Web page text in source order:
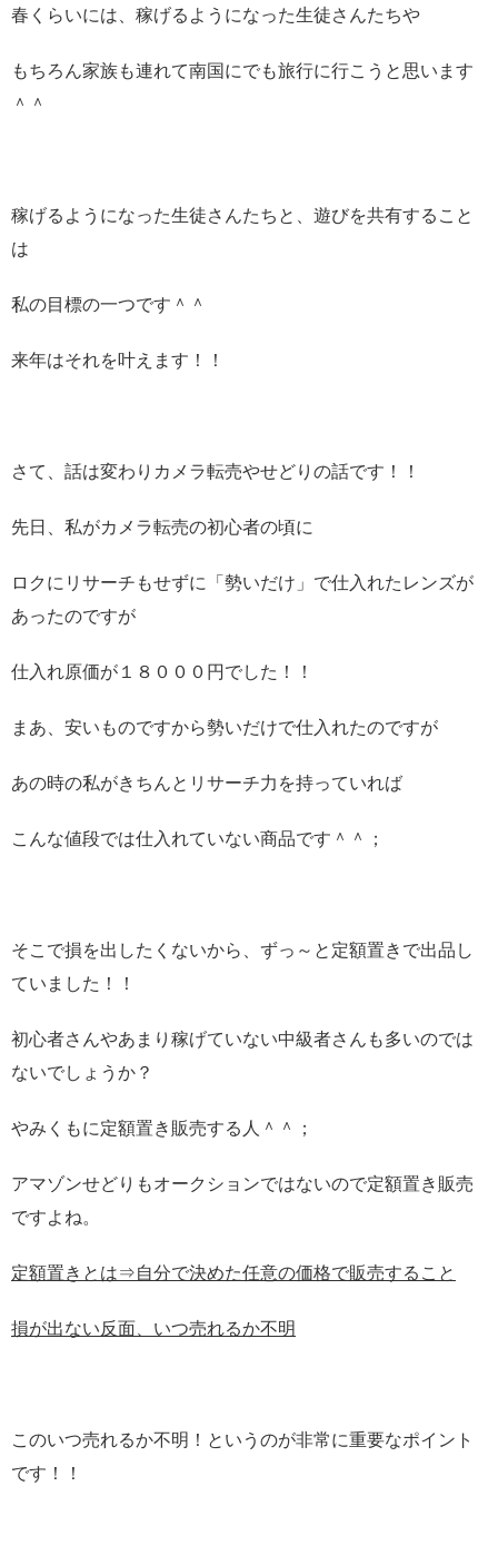
春くらいには、稼げるようになった生徒さんたちや
もちろん家族も連れて南国にでも旅行に行こうと思います
＾＾
稼げるようになった生徒さんたちと、遊びを共有すること
は
私の目標の一つです＾＾
来年はそれを叶えます！！
さて、話は変わりカメラ転売やせどりの話です！！
先日、私がカメラ転売の初心者の頃に
ロクにリサーチもせずに「勢いだけ」で仕入れたレンズが
あったのですが
仕入れ原価が１８０００円でした！！
まあ、安いものですから勢いだけで仕入れたのですが
あの時の私がきちんとリサーチ力を持っていれば
こんな値段では仕入れていない商品です＾＾；
そこで損を出したくないから、ずっ～と定額置きで出品し
ていました！！
初心者さんやあまり稼げていない中級者さんも多いのでは
ないでしょうか？
やみくもに定額置き販売する人＾＾；
アマゾンせどりもオークションではないので定額置き販売
ですよね。
定額置きとは⇒自分で決めた任意の価格で販売すること
損が出ない反面、いつ売れるか不明
このいつ売れるか不明！というのが非常に重要なポイント
です！！